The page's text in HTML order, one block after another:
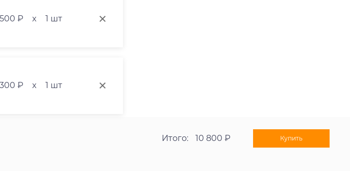
₽ x 1 шт
₽ x 1 шт
Итого: 10 800 ₽ Купить